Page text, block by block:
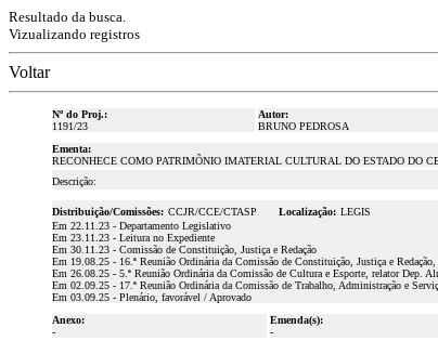
Resultado da busca.
Vizualizando registros
Voltar
Nº do Proj.:
1191/23
Autor:
BRUNO PEDROSA
Ementa:
RECONHECE COMO PATRIMÔNIO IMATERIAL CULTURAL DO ESTADO DO
Descrição:
Distribuição/Comissões: CCJR/CCE/CTASP Localização: LEGIS
Em 22.11.23 - Departamento Legislativo
Em 23.11.23 - Leitura no Expediente
Em 30.11.23 - Comissão de Constituição, Justiça e Redação
Em 19.08.25 - 16.ª Reunião Ordinária da Comissão de Constituição, Justiça e
Em 26.08.25 - 5.ª Reunião Ordinária da Comissão de Cultura e Esporte, relator Dep.
Em 02.09.25 - 17.ª Reunião Ordinária da Comissão de Trabalho, Administração e
Em 03.09.25 - Plenário, favorável / Aprovado
Anexo:
-
Emenda(s):
-